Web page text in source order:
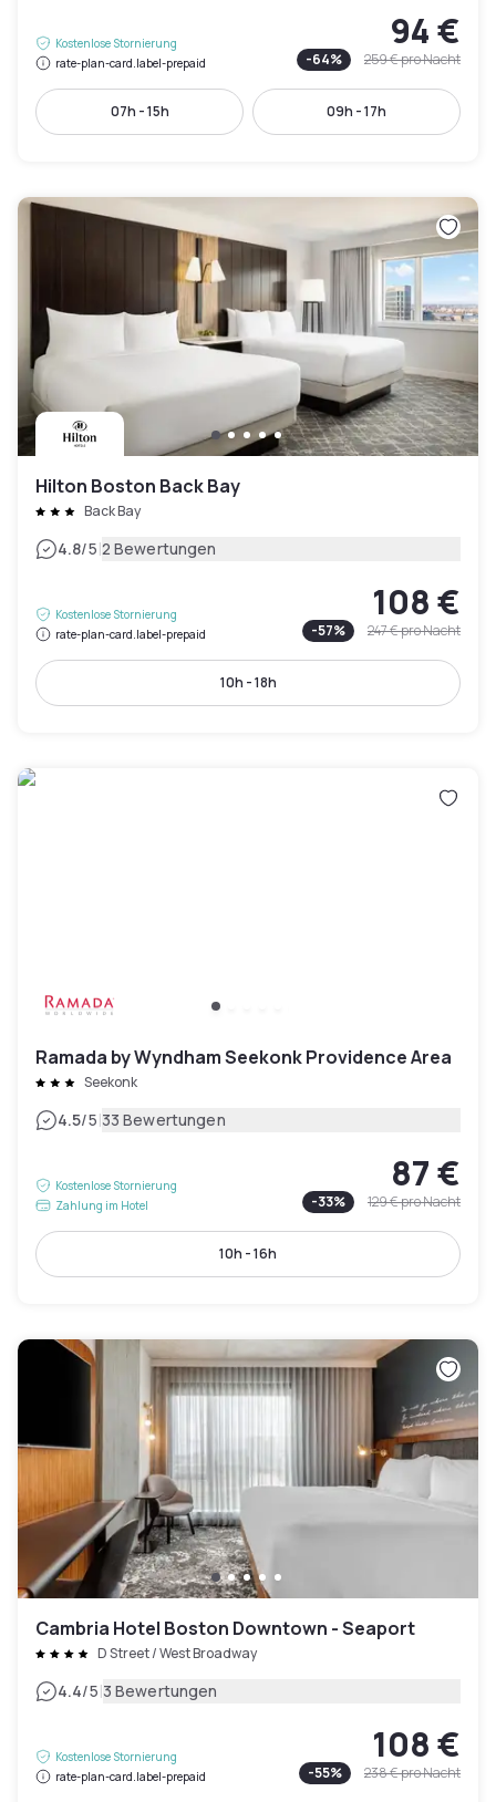
Kostenlose Stornierung
rate-plan-card.label-prepaid
94 €
-64% 259 €pro Nacht
07h - 15h 09h - 17h
Hilton Boston Back Bay
Back Bay
4.8/5|2 Bewertungen
Kostenlose Stornierung
rate-plan-card.label-prepaid
108 €
-57% 247 €pro Nacht
10h - 18h
Ramada by Wyndham Seekonk Providence Area
Seekonk
4.5/5|33 Bewertungen
Kostenlose Stornierung
Zahlung im Hotel
87 €
-33% 129 €pro Nacht
10h - 16h
Cambria Hotel Boston Downtown - Seaport
D Street / West Broadway
4.4/5|3 Bewertungen
Kostenlose Stornierung
rate-plan-card.label-prepaid
108 €
-55% 238 €pro Nacht